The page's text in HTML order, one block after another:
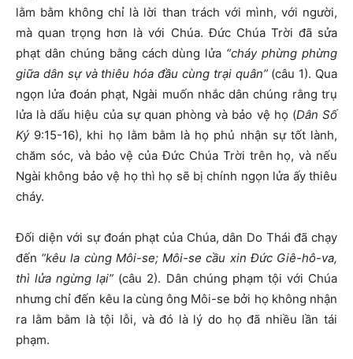
lằm bằm không chỉ là lời than trách với mình, với người,
mà quan trọng hơn là với Chúa. Đức Chúa Trời đã sửa
phạt dân chúng bằng cách dùng lửa “cháy phừng phừng
giữa dân sự và thiêu hóa đầu cùng trại quân”(câu 1). Qua
ngọn lửa đoán phạt, Ngài muốn nhắc dân chúng rằng trụ
lửa là dấu hiệu của sự quan phòng và bảo vệ họ (Dân Số
Ký9:15-16), khi họ lằm bằm là họ phủ nhận sự tốt lành,
chăm sóc, và bảo vệ của Đức Chúa Trời trên họ, và nếu
Ngài không bảo vệ họ thì họ sẽ bị chính ngọn lửa ấy thiêu
cháy.
Đối diện với sự đoán phạt của Chúa, dân Do Thái đã chạy
đến “kêu la cùng Môi-se; Môi-se cầu xin Đức Giê-hô-va,
thì lửa ngừng lại” (câu 2). Dân chúng phạm tội với Chúa
nhưng chỉ đến kêu la cùng ông Môi-se bởi họ không nhận
ra lằm bằm là tội lỗi, và đó là lý do họ đã nhiều lần tái
phạm.